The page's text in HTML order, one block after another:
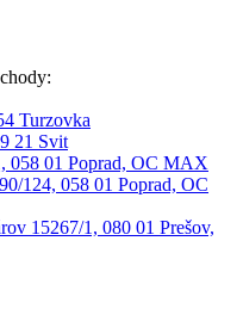
Turzovka
21 Svit
058 01 Poprad, OC MAX
124, 058 01 Poprad, OC
15267/1, 080 01 Prešov,